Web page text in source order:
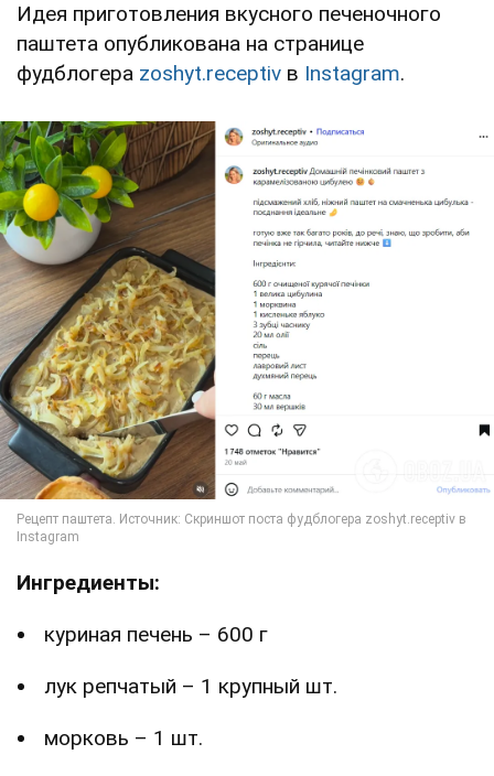
Идея приготовления вкусного печеночного
паштета опубликована на странице
фудблогера zoshyt.receptiv в Instagram.
Ингредиенты:
куриная печень – 600 г
лук репчатый – 1 крупный шт.
морковь – 1 шт.